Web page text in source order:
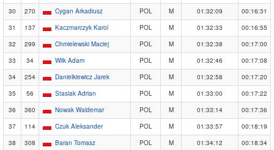
30
270 Cygan Arkadiusz POL M 01:32:09
00:16:31
31
137 Kaczmarczyk Karol POL M 01:32:33
00:16:55
32
299 Chmielewski Maciej POL M 01:32:38
00:17:00
33
34 Wilk Adam POL M 01:32:46
00:17:08
34
254 Danielkiewicz Jarek POL M 01:32:58
00:17:20
35
56 Stasiak Adrian POL M 01:33:00
00:17:22
36
360 Nowak Waldemar POL M 01:33:14
00:17:36
37
114 Czuk Aleksander POL M 01:33:57
00:18:19
38
308 Baran Tomasz POL M 01:34:12
00:18:34